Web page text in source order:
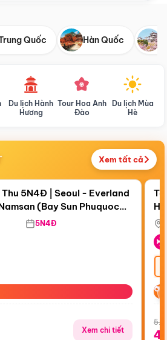
Quốc Hàn Quốc
Du lịch Hành
Hương
Tour Hoa Anh
Đào
Du lịch Mùa
Hè
Xem tất cả
Điểm nổi bật
Thu 5N4Đ | Seoul - Everland
(Bay Sun Phuquoc
5N4Đ
Xem chi tiết